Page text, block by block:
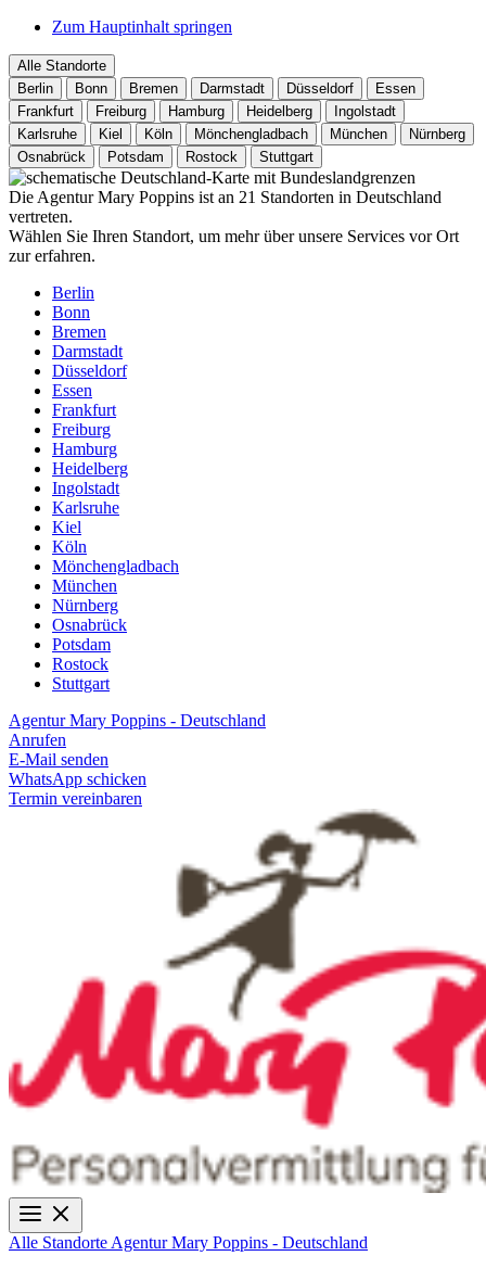
Zum Hauptinhalt springen
Alle Standorte
Berlin
Bonn Bremen Darmstadt Düsseldorf
Essen
Frankfurt
Freiburg Hamburg Heidelberg
Ingolstadt
Karlsruhe
Kiel Köln Mönchengladbach München
Nürnberg
Osnabrück
Potsdam Rostock Stuttgart
Die Agentur Mary Poppins ist an 21 Standorten in Deutschland
vertreten.
Wählen Sie Ihren Standort, um mehr über unsere Services vor Ort
zur erfahren.
Berlin
Bonn
Bremen
Darmstadt
Düsseldorf
Essen
Frankfurt
Freiburg
Hamburg
Heidelberg
Ingolstadt
Karlsruhe
Kiel
Köln
Mönchengladbach
München
Nürnberg
Osnabrück
Potsdam
Rostock
Stuttgart
Agentur Mary Poppins - Deutschland
Anrufen
E-Mail senden
WhatsApp schicken
Termin vereinbaren
Alle Standorte Agentur Mary Poppins - Deutschland